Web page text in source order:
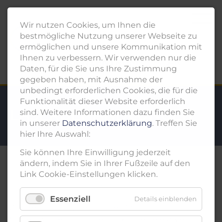
LASERBEHANDLUNGEN
Zur Behandlung des Grünen Stars (Glaukom)
führen wir bei uns in der Praxis die Selektive Laser
Wir nutzen Cookies, um Ihnen die
bestmögliche Nutzung unserer Webseite zu
ermöglichen und unsere Kommunikation mit
Ihnen zu verbessern. Wir verwenden nur die
Daten, für die Sie uns Ihre Zustimmung
gegeben haben, mit Ausnahme der
unbedingt erforderlichen Cookies, die für die
Funktionalität dieser Website erforderlich
sind. Weitere Informationen dazu finden Sie
in unserer Datenschutzerklärung. Treffen Sie
hier Ihre Auswahl:
Sie können Ihre Einwilligung jederzeit
ändern, indem Sie in Ihrer Fußzeile auf den
Link Cookie-Einstellungen klicken.
Essenziell Details einblenden